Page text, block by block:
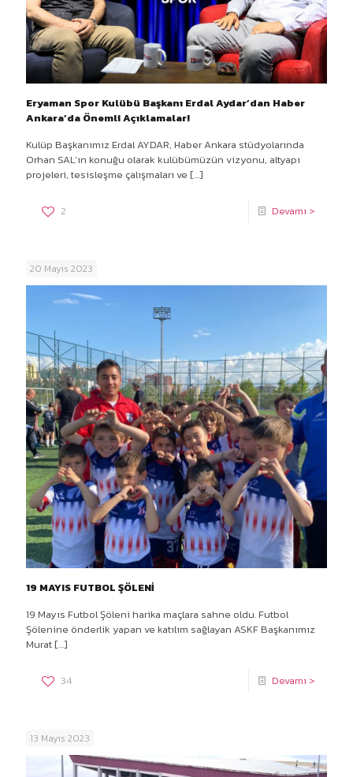
Eryaman Spor Kulübü Başkanı Erdal Aydar’dan Haber
Ankara’da Önemli Açıklamalar!
Kulüp Başkanımız Erdal AYDAR, Haber Ankara stüdyolarında
Orhan SAL’ın konuğu olarak kulübümüzün vizyonu, altyapı
projeleri, tesisleşme çalışmaları ve […]
2 Devamı >
20 Mayıs 2023
19 MAYIS FUTBOL ŞÖLENİ
19 Mayıs Futbol Şöleni harika maçlara sahne oldu. Futbol
Şölenine önderlik yapan ve katılım sağlayan ASKF Başkanımız
Murat […]
34 Devamı >
13 Mayıs 2023